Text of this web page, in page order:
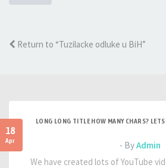
Return to “Tuzilacke odluke u BiH”
18
Apr
LONG LONG TITLE HOW MANY CHARS?
- ByAdmin
We have created lots of YouTube